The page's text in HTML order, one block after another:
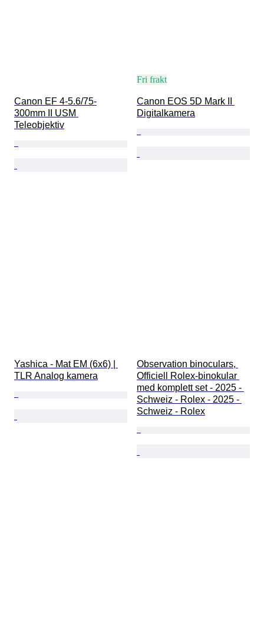
Canon EF 4-5.6/75-
300mm II USM
Teleobjektiv
Fri frakt
Canon EOS 5D Mark II
Digitalkamera
Yashica - Mat EM (6x6) |
TLR Analog kamera
Observation binoculars,
Officiell Rolex-binokular
med komplett set - 2025 -
Schweiz - Rolex - 2025 -
Schweiz - Rolex